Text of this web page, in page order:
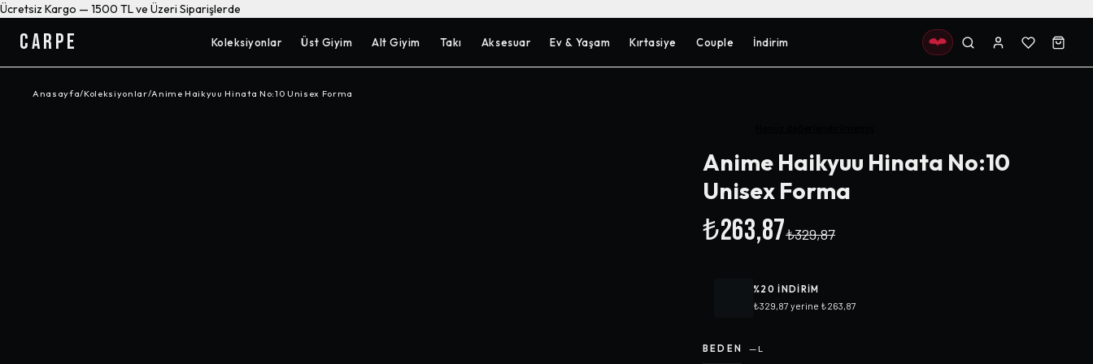
Ücretsiz Kargo — 1500 TL ve Üzeri Siparişlerde
CARPE Koleksiyonlar Üst Giyim Alt Giyim Takı Aksesuar Ev & Yaşam Kırtasiye Couple İndirim
Anasayfa/Koleksiyonlar/Anime Haikyuu Hinata No:10 Unisex Forma
Anime Haikyuu Hinata No:10
Unisex Forma
₺263,87₺329,87
%20 INDIRIM
₺329,87 yerine ₺263,87
BEDEN — L